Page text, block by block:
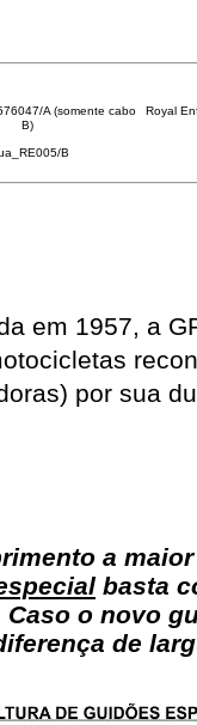
A (somente cabo
B)
Royal
B
em 1957, a
por sua
a
basta
o novo
de